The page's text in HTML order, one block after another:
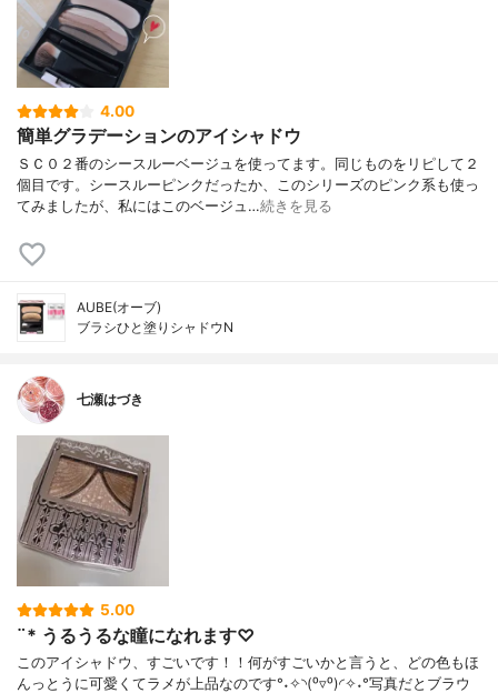
4.00
簡単グラデーションのアイシャドウ
ＳＣ０２番のシースルーベージュを使ってます。同じものをリピして２
個目です。シースルーピンクだったか、このシリーズのピンク系も使っ
てみましたが、私にはこのベージュ…続きを見る
AUBE(オーブ)
ブラシひと塗りシャドウN
七瀬はづき
5.00
¨* うるうるな瞳になれます♡
このアイシャドウ、すごいです！！何がすごいかと言うと、どの色もほ
んっとうに可愛くてラメが上品なのです°˖✧◝(⁰▿⁰)◜✧˖°写真だとブラウ